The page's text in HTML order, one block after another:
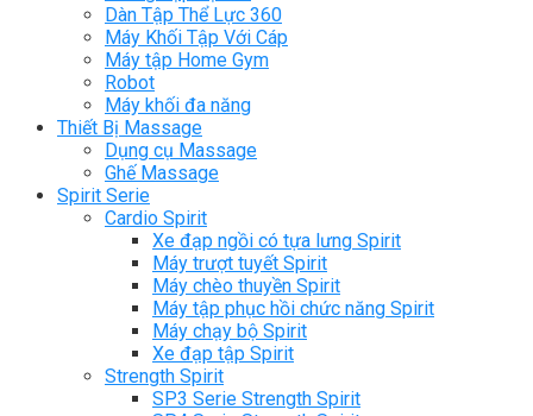
Dàn Tập Thể Lực 360
Máy Khối Tập Với Cáp
Máy tập Home Gym
Robot
Máy khối đa năng
Thiết Bị Massage
Dụng cụ Massage
Ghế Massage
Spirit Serie
Cardio Spirit
Xe đạp ngồi có tựa lưng Spirit
Máy trượt tuyết Spirit
Máy chèo thuyền Spirit
Máy tập phục hồi chức năng Spirit
Máy chạy bộ Spirit
Xe đạp tập Spirit
Strength Spirit
SP3 Serie Strength Spirit